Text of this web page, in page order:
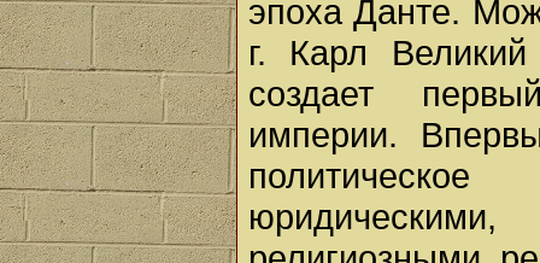
эпоха Данте.
г. Карл
создает
империи.